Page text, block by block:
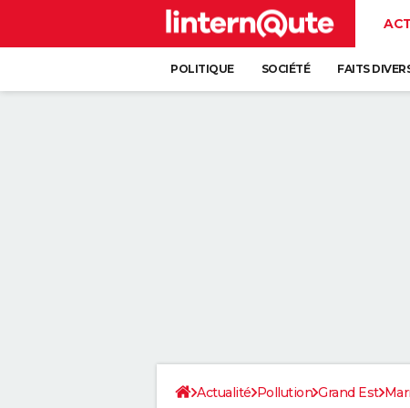
POLITIQUE SOCIÉTÉ FAITS
Actualité Pollution Grand Est